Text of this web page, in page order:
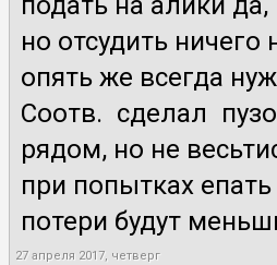
но отсудить ничего
опять же всегда
Соотв. сделал
рядом, но не
при попытках
потери будут
27 апреля 2017, четверг